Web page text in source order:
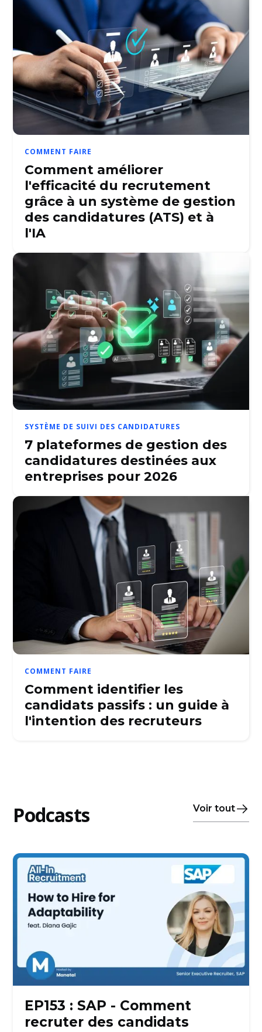
COMMENT FAIRE
Comment améliorer
l'efficacité du recrutement
grâce à un système de gestion
des candidatures (ATS) et à
l'IA
SYSTÈME DE SUIVI DES CANDIDATURES
7 plateformes de gestion des
candidatures destinées aux
entreprises pour 2026
COMMENT FAIRE
Comment identifier les
candidats passifs : un guide à
l'intention des recruteurs
Podcasts Voir tout
EP153 : SAP - Comment
recruter des candidats